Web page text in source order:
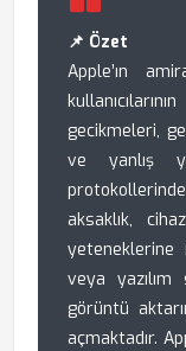
📌 Özet
Apple’ın
gecikmeleri,
ve yanlış
aksaklık,
yeteneklerine
veya yazılım
görüntü
açmaktadır.